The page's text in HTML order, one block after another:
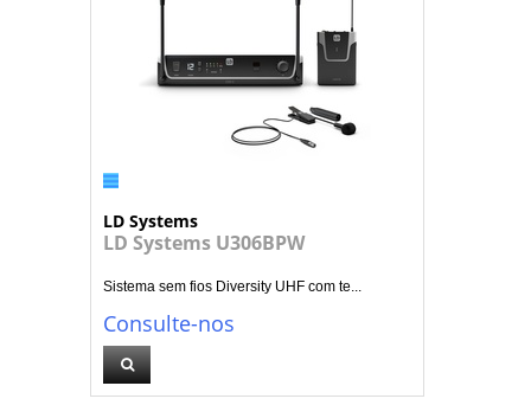
LD Systems
LD Systems U306BPW
Sistema sem fios Diversity UHF com te...
Consulte-nos